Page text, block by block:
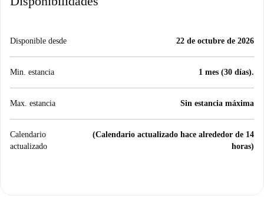
Disponible desde 22 de octubre de 2026
Min. estancia 1 mes (30 días).
Max. estancia Sin estancia máxima
Calendario
actualizado
(Calendario actualizado hace alrededor de 14
horas)